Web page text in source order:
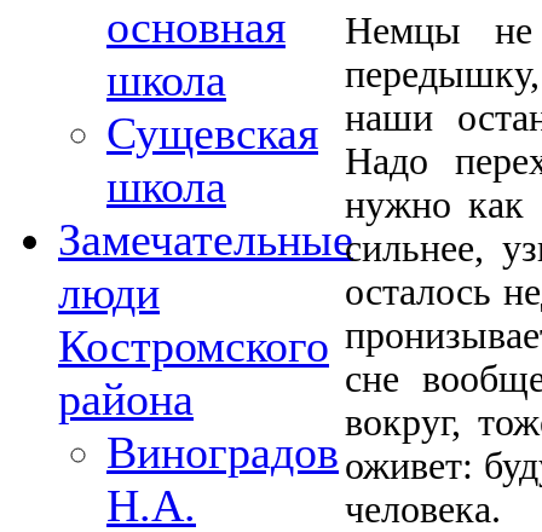
основная
школа
Сущевская
школа
Замечательные
люди
Костромского
района
Виноградов
Н.А.
Немцы не
наши
Надо
нужно как
сильнее,
осталось
сне
вокруг,
оживет:
человека.